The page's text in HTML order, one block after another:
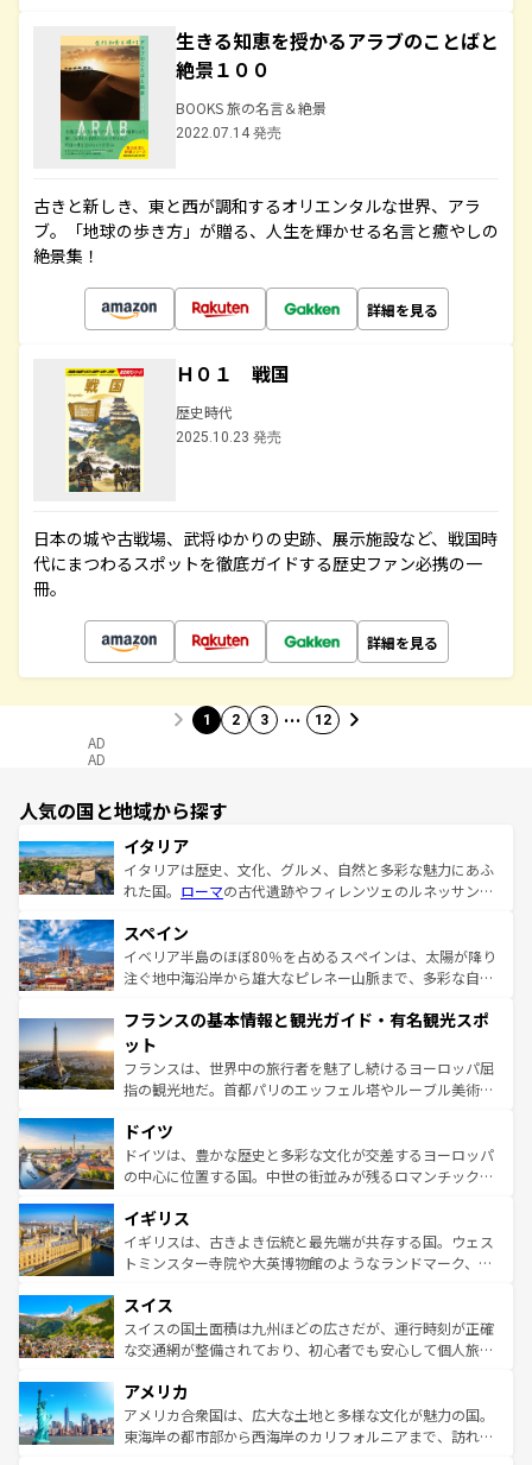
生きる知恵を授かるアラブのことばと
絶景１００
BOOKS 旅の名言＆絶景
2022.07.14 発売
古きと新しき、東と西が調和するオリエンタルな世界、アラ
ブ。「地球の歩き方」が贈る、人生を輝かせる名言と癒やしの
絶景集！
詳細を見る
Ｈ０１ 戦国
歴史時代
2025.10.23 発売
日本の城や古戦場、武将ゆかりの史跡、展示施設など、戦国時
代にまつわるスポットを徹底ガイドする歴史ファン必携の一
冊。
詳細を見る
1 2 3 … 12
AD
AD
人気の国と地域から探す
イタリア
イタリアは歴史、文化、グルメ、自然と多彩な魅力にあふ
れた国。 ローマの古代遺跡やフィレンツェのルネッサンス
ろん、トスカーナの美しい田園風景やアマルフィ海岸の絶
景など、自然景観も見逃せない。観光の合間には、本場の
ピザやパスタなど、絶品のイタリア料理を堪能することも
ませてくれるイタリアで、忘れられない旅をしてみよう！
なお、新着のイタリア情報は
しい。
スペイン
イベリア半島のほぼ80％を占めるスペインは、太陽が降り
注ぐ地中海沿岸から雄大なピレネー山脈まで、多彩な自然
文化が根付くこの国では、情熱的なフラメンコ、熱気あふ
れる闘牛、そして美味しいタパスが生活の一部となってい
る。首都マドリードの洗練された雰囲気や、バルセロナの
アートに溢れた街角から、地方では古代ローマ遺跡や中世
せる。地方によって風土や気候が異なるスペインはその個
性で訪れる人を魅了する。 なお、新着のスペイン情報は コ
ンテンツ一覧を参照してほしい。
フランスの基本情報と観光ガイド・有名観光スポ
ット
フランスは、世界中の旅行者を魅了し続けるヨーロッパ屈
指の観光地だ。首都パリのエッフェル塔やルーブル美術館
で、幅広い魅力が詰まっている。華麗な宮殿、歴史的な大
聖堂、美しいビーチ、そして豊かな自然が、訪れる者を心
から魅了する。また、フランスは美食の国としても知ら
いる。シャンパンの発祥地であるランス、プロヴァンスの
香り高いラベンダー畑など、多彩な楽しみ方が可能だ。さ
らに、パリ以外の地域にも魅力が溢れており、どの街角に
れる地方に足を運ぶとそれぞれで全く異なる文化を体験で
きるだろう。 なお、新着のフランス情報はコンテンツ一覧
を参照してほしい。
ドイツ
ドイツは、豊かな歴史と多彩な文化が交差するヨーロッパ
の中心に位置する国。中世の街並みが残るロマンチック街
顔を持つこの国は、どこを歩いても飽きることがない。ベ
ルリンの文化的活気、バイエルン州のアルプスの絶景、そ
してライン川沿いのワイン畑といった風景は必見。ビール
は、お酒好きな人にはぜひ体験してほしい。 なお、新着の
ドイツ情報はコンテンツ一覧を参照してほしい。
イギリス
イギリスは、古きよき伝統と最先端が共存する国。ウェス
トミンスター寺院や大英博物館のようなランドマーク、歴
リアごとに異なる魅力がある。また、優雅なアフタヌーン
ティー、ビール好きにはたまらない英国パブ、サッカー観
戦など、本場だからこそできる体験も豊富。イギリスを旅
ンツ一覧を参照してほしい。
スイス
スイスの国土面積は九州ほどの広さだが、運行時刻が正確
な交通網が整備されており、初心者でも安心して個人旅行
の建物がそのまま残る町や、スイスならではのユニークな
博物館もあり、アルプス観光だけでなく町歩きも満喫する
ことができる。国民の所得が高いため物価も高いが、旅行
アメリカ
アメリカ合衆国は、広大な土地と多様な文化が魅力の国。
東海岸の都市部から西海岸のカリフォルニアまで、訪れる